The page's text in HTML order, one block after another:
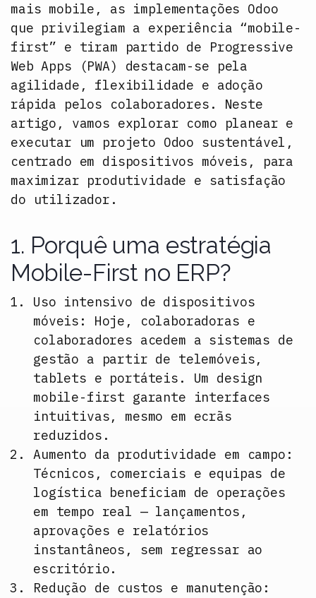
mais mobile, as implementações Odoo
que privilegiam a experiência “mobile-
first” e tiram partido de Progressive
Web Apps (PWA) destacam-se pela
agilidade, flexibilidade e adoção
rápida pelos colaboradores. Neste
artigo, vamos explorar como planear e
executar um projeto Odoo sustentável,
centrado em dispositivos móveis, para
maximizar produtividade e satisfação
do utilizador.
1. Porquê uma estratégia
Mobile-First no ERP?
Uso intensivo de dispositivos
móveis:
Hoje, colaboradoras e
colaboradores acedem a sistemas de
gestão a partir de telemóveis,
tablets e portáteis. Um design
mobile-first garante interfaces
intuitivas, mesmo em ecrãs
reduzidos.
Aumento da produtividade em campo:
Técnicos, comerciais e equipas de
logística beneficiam de operações
em tempo real — lançamentos,
aprovações e relatórios
instantâneos, sem regressar ao
escritório.
Redução de custos e manutenção: